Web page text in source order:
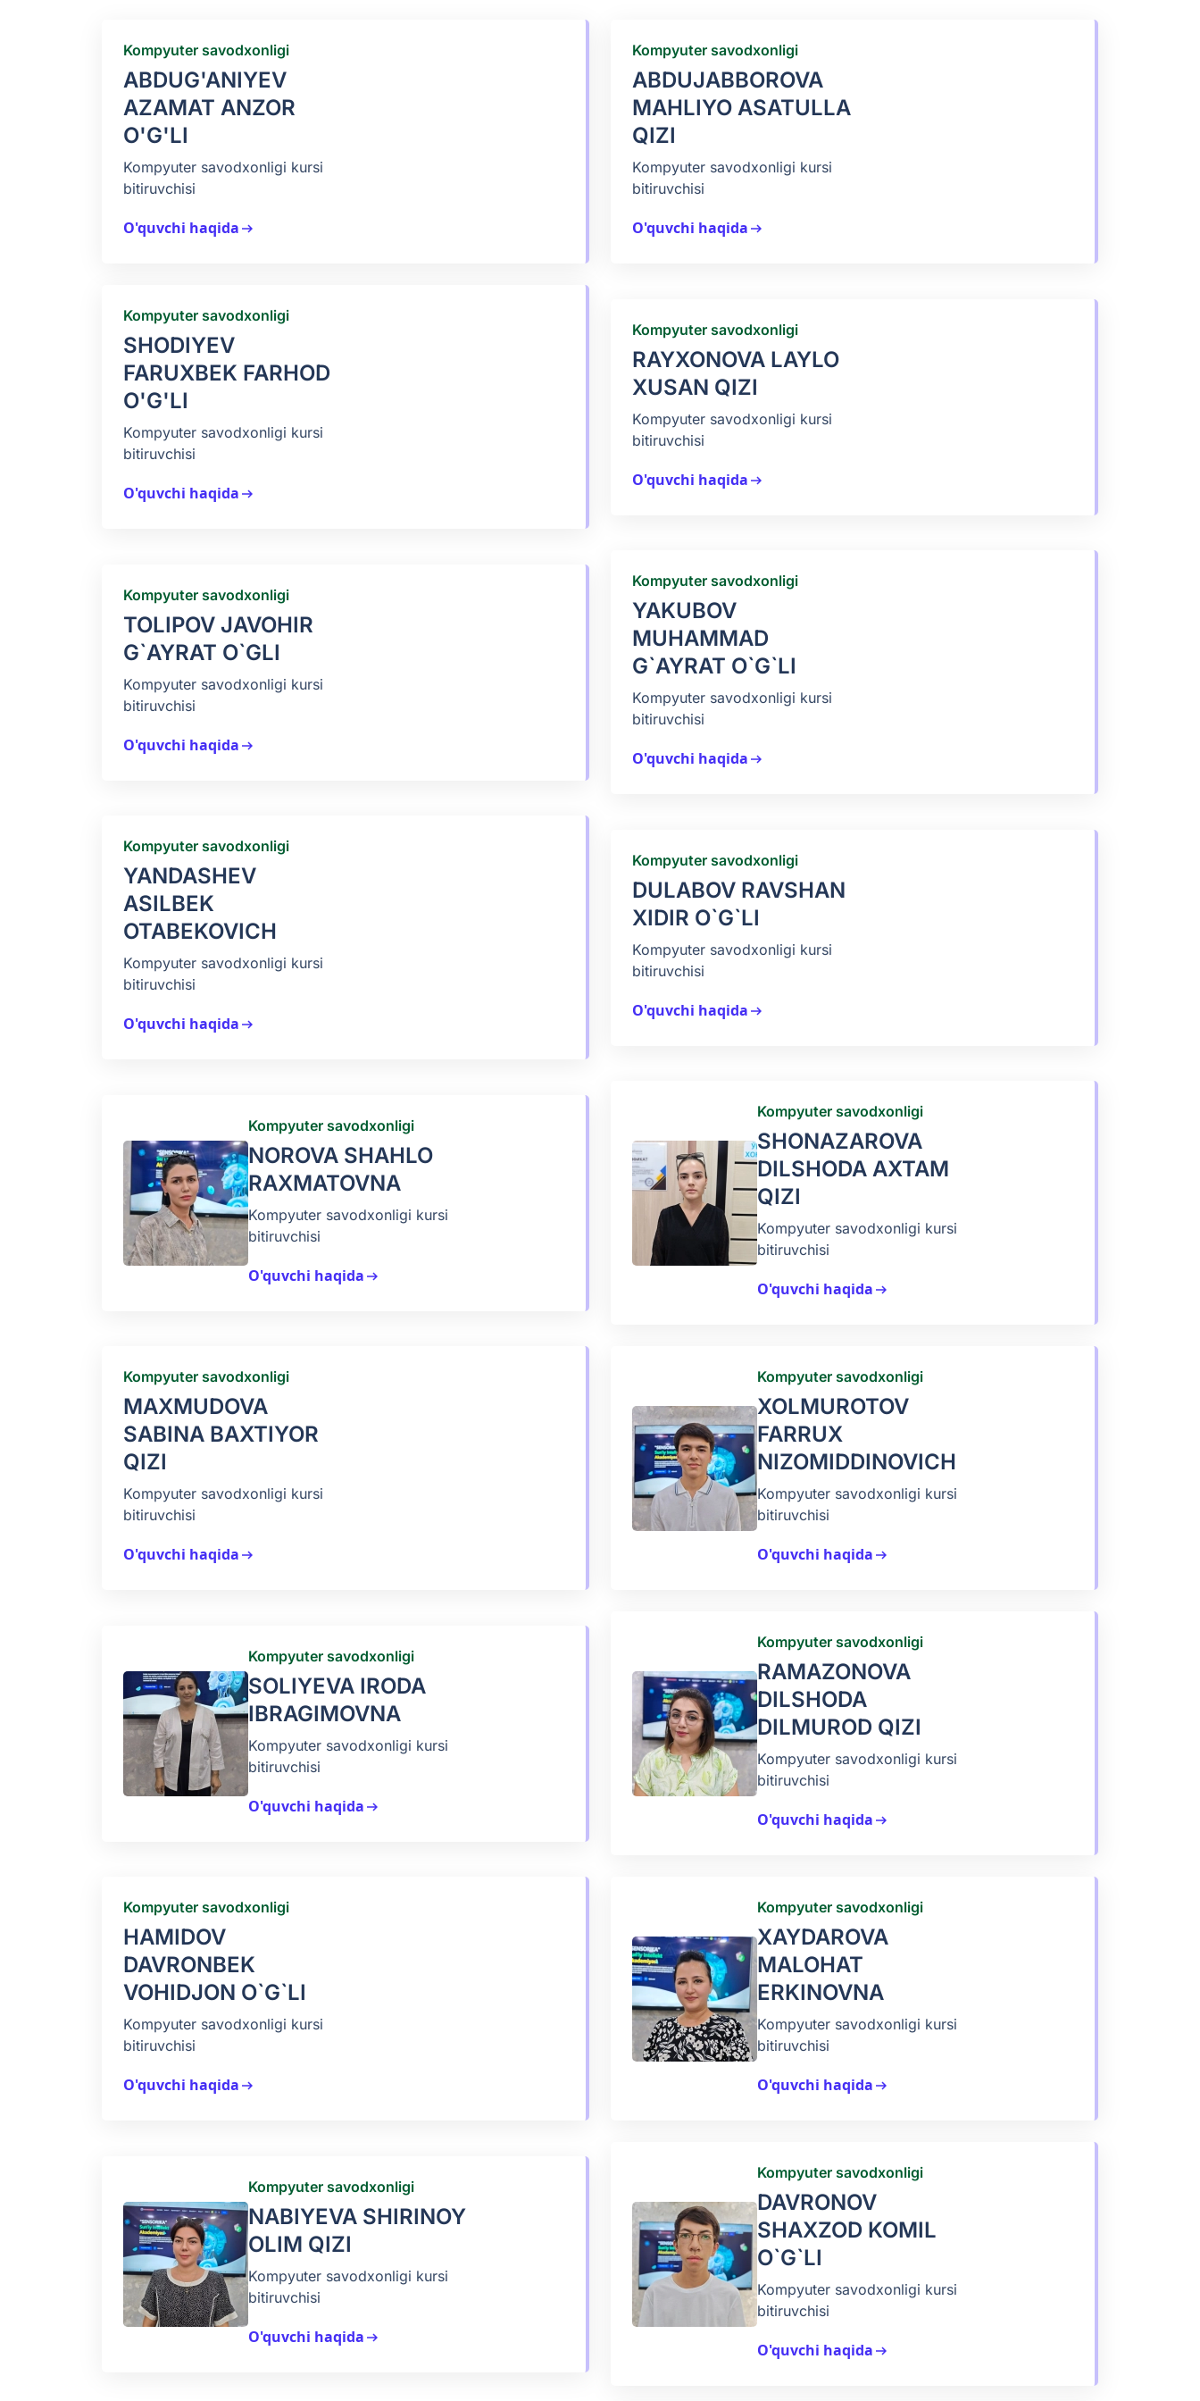
Kompyuter savodxonligi
ABDUG'ANIYEV
AZAMAT ANZOR
O'G'LI
Kompyuter savodxonligi kursi
bitiruvchisi
O'quvchi haqidaarrow_right_alt
Kompyuter savodxonligi
ABDUJABBOROVA
MAHLIYO ASATULLA
QIZI
Kompyuter savodxonligi kursi
bitiruvchisi
O'quvchi haqidaarrow_right_alt
Kompyuter savodxonligi
SHODIYEV
FARUXBEK FARHOD
O'G'LI
Kompyuter savodxonligi kursi
bitiruvchisi
O'quvchi haqidaarrow_right_alt
Kompyuter savodxonligi
RAYXONOVA LAYLO
XUSAN QIZI
Kompyuter savodxonligi kursi
bitiruvchisi
O'quvchi haqidaarrow_right_alt
Kompyuter savodxonligi
TOLIPOV JAVOHIR
G`AYRAT O`GLI
Kompyuter savodxonligi kursi
bitiruvchisi
O'quvchi haqidaarrow_right_alt
Kompyuter savodxonligi
YAKUBOV
MUHAMMAD
G`AYRAT O`G`LI
Kompyuter savodxonligi kursi
bitiruvchisi
O'quvchi haqidaarrow_right_alt
Kompyuter savodxonligi
YANDASHEV
ASILBEK
OTABEKOVICH
Kompyuter savodxonligi kursi
bitiruvchisi
O'quvchi haqidaarrow_right_alt
Kompyuter savodxonligi
DULABOV RAVSHAN
XIDIR O`G`LI
Kompyuter savodxonligi kursi
bitiruvchisi
O'quvchi haqidaarrow_right_alt
Kompyuter savodxonligi
NOROVA SHAHLO
RAXMATOVNA
Kompyuter savodxonligi kursi
bitiruvchisi
O'quvchi haqidaarrow_right_alt
Kompyuter savodxonligi
SHONAZAROVA
DILSHODA AXTAM
QIZI
Kompyuter savodxonligi kursi
bitiruvchisi
O'quvchi haqidaarrow_right_alt
Kompyuter savodxonligi
MAXMUDOVA
SABINA BAXTIYOR
QIZI
Kompyuter savodxonligi kursi
bitiruvchisi
O'quvchi haqidaarrow_right_alt
Kompyuter savodxonligi
XOLMUROTOV
FARRUX
NIZOMIDDINOVICH
Kompyuter savodxonligi kursi
bitiruvchisi
O'quvchi haqidaarrow_right_alt
Kompyuter savodxonligi
SOLIYEVA IRODA
IBRAGIMOVNA
Kompyuter savodxonligi kursi
bitiruvchisi
O'quvchi haqidaarrow_right_alt
Kompyuter savodxonligi
RAMAZONOVA
DILSHODA
DILMUROD QIZI
Kompyuter savodxonligi kursi
bitiruvchisi
O'quvchi haqidaarrow_right_alt
Kompyuter savodxonligi
HAMIDOV
DAVRONBEK
VOHIDJON O`G`LI
Kompyuter savodxonligi kursi
bitiruvchisi
O'quvchi haqidaarrow_right_alt
Kompyuter savodxonligi
XAYDAROVA
MALOHAT
ERKINOVNA
Kompyuter savodxonligi kursi
bitiruvchisi
O'quvchi haqidaarrow_right_alt
Kompyuter savodxonligi
NABIYEVA SHIRINOY
OLIM QIZI
Kompyuter savodxonligi kursi
bitiruvchisi
O'quvchi haqidaarrow_right_alt
Kompyuter savodxonligi
DAVRONOV
SHAXZOD KOMIL
O`G`LI
Kompyuter savodxonligi kursi
bitiruvchisi
O'quvchi haqidaarrow_right_alt